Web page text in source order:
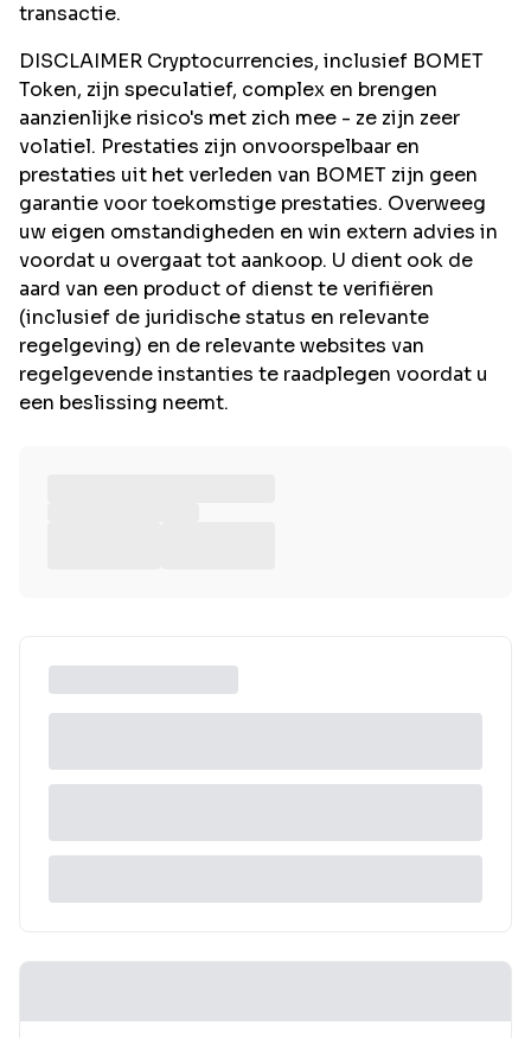
transactie.
DISCLAIMER Cryptocurrencies, inclusief BOMET
Token, zijn speculatief, complex en brengen
aanzienlijke risico's met zich mee - ze zijn zeer
volatiel. Prestaties zijn onvoorspelbaar en
prestaties uit het verleden van BOMET zijn geen
garantie voor toekomstige prestaties. Overweeg
uw eigen omstandigheden en win extern advies in
voordat u overgaat tot aankoop. U dient ook de
aard van een product of dienst te verifiëren
(inclusief de juridische status en relevante
regelgeving) en de relevante websites van
regelgevende instanties te raadplegen voordat u
een beslissing neemt.